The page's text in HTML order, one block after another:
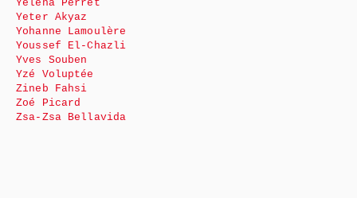
Yéléna Perret
Yeter Akyaz
Yohanne Lamoulère
Youssef El-Chazli
Yves Souben
Yzé Voluptée
Zineb Fahsi
Zoé Picard
Zsa-Zsa Bellavida